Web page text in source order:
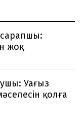
жоқ
Уағыз
қолға